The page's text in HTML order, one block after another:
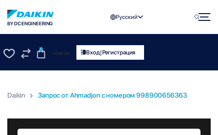
BY DC ENGINEERING
Русский
0
UZS0.00 Вход|Регистрация
Daikin Запрос от Ahmadjon c номером 998900656363